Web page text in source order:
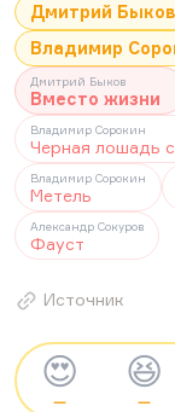
Дмитрий Быков
Владимир
Дмитрий Быков
Вместо жизни
Владимир Сорокин
Черная лошадь
Владимир Сорокин
Метель
Александр Сокуров
Фауст
Источник
😍
—
😆
—